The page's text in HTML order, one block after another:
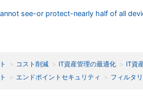
see-or protect-nearly half of all
コスト削減 IT資産管理の最適化 IT資
エンドポイントセキュリティ フィルタ